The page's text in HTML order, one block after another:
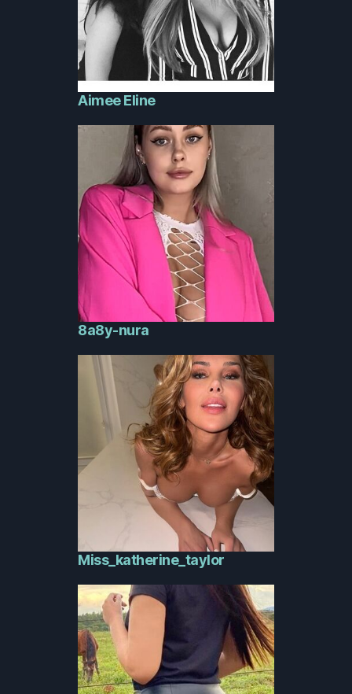
Aimee Eline
8a8y-nura
Miss_katherine_taylor